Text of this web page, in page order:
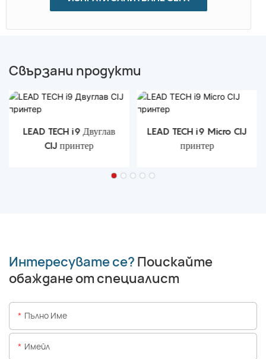
Свързани продукти
LEAD TECH i9 Двуглав
CIJ принтер
LEAD TECH i9 Micro CIJ
принтер
Интересувате се? Поискайте
обаждане от специалист
Пълно Име
Имейл